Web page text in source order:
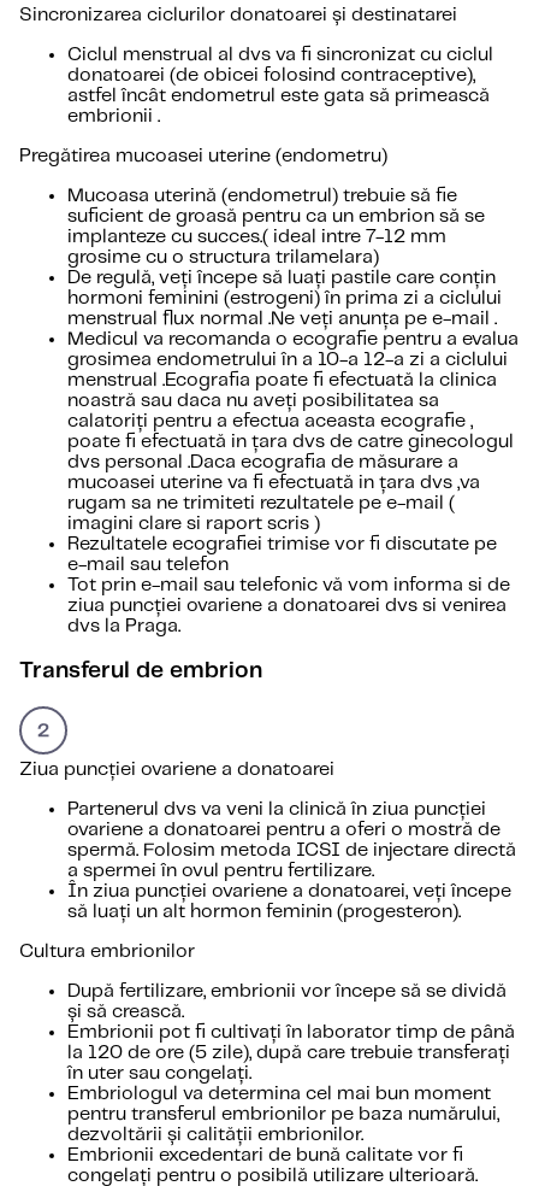
Sincronizarea ciclurilor donatoarei și destinatarei
Ciclul menstrual al dvs va fi sincronizat cu ciclul
donatoarei (de obicei folosind contraceptive),
astfel încât endometrul este gata să primească
embrionii .
Pregătirea mucoasei uterine (endometru)
Mucoasa uterină (endometrul) trebuie să fie
suficient de groasă pentru ca un embrion să se
implanteze cu succes.( ideal intre 7-12 mm
grosime cu o structura trilamelara)
De regulă, veți începe să luați pastile care conțin
hormoni feminini (estrogeni) în prima zi a ciclului
menstrual flux normal .Ne veți anunța pe e-mail .
Medicul va recomanda o ecografie pentru a evalua
grosimea endometrului în a 10-a 12-a zi a ciclului
menstrual .Ecografia poate fi efectuată la clinica
noastră sau daca nu aveți posibilitatea sa
calatoriți pentru a efectua aceasta ecografie ,
poate fi efectuată in țara dvs de catre ginecologul
dvs personal .Daca ecografia de măsurare a
mucoasei uterine va fi efectuată in țara dvs ,va
rugam sa ne trimiteti rezultatele pe e-mail (
imagini clare si raport scris )
Rezultatele ecografiei trimise vor fi discutate pe
e-mail sau telefon
Tot prin e-mail sau telefonic vă vom informa si de
ziua puncției ovariene a donatoarei dvs si venirea
dvs la Praga.
Transferul de embrion
Ziua puncției ovariene a donatoarei
Partenerul dvs va veni la clinică în ziua puncției
ovariene a donatoarei pentru a oferi o mostră de
spermă. Folosim metoda ICSI de injectare directă
a spermei în ovul pentru fertilizare.
În ziua puncției ovariene a donatoarei, veți începe
să luați un alt hormon feminin (progesteron).
Cultura embrionilor
După fertilizare, embrionii vor începe să se dividă
și să crească.
Embrionii pot fi cultivați în laborator timp de până
la 120 de ore (5 zile), după care trebuie transferați
în uter sau congelați.
Embriologul va determina cel mai bun moment
pentru transferul embrionilor pe baza numărului,
dezvoltării și calității embrionilor.
Embrionii excedentari de bună calitate vor fi
congelați pentru o posibilă utilizare ulterioară.